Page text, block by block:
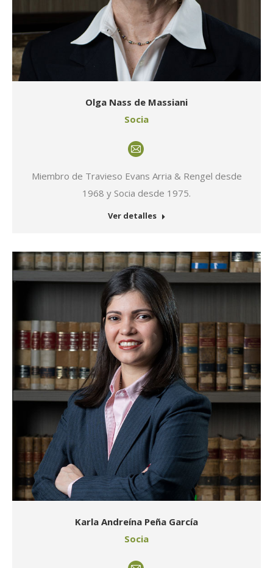
Olga Nass de Massiani
Socia
Miembro de Travieso Evans Arria & Rengel desde
1968 y Socia desde 1975.
E-
mail
Ver detalles
Karla Andreína Peña García
Socia